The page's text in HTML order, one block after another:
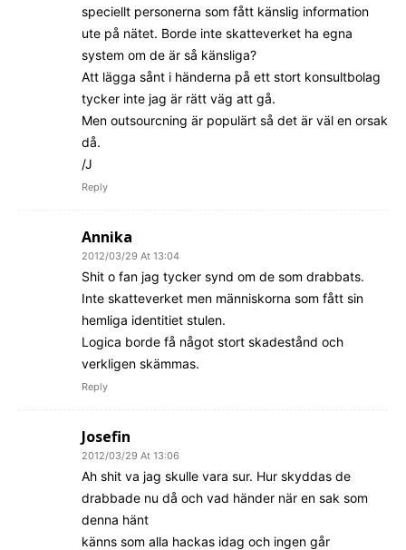
speciellt personerna som fått känslig information
ute på nätet. Borde inte skatteverket ha egna
system om de är så känsliga?
Att lägga sånt i händerna på ett stort konsultbolag
tycker inte jag är rätt väg att gå.
Men outsourcning är populärt så det är väl en orsak
då.
/J
Reply
Annika
2012/03/29 At 13:04
Shit o fan jag tycker synd om de som drabbats.
Inte skatteverket men människorna som fått sin
hemliga identitiet stulen.
Logica borde få något stort skadestånd och
verkligen skämmas.
Reply
Josefin
2012/03/29 At 13:06
Ah shit va jag skulle vara sur. Hur skyddas de
drabbade nu då och vad händer när en sak som
denna hänt
känns som alla hackas idag och ingen går